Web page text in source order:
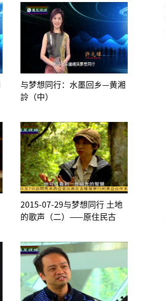
与梦想同行：水墨回乡—黄湘
詅（中）
2015-07-29与梦想同行 土地
的歌声（二）——原住民古